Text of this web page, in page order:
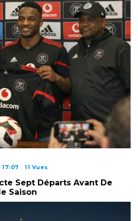
11 Vues
Sept Départs Avant De
Saison